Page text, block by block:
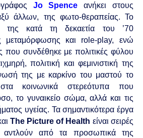
Jo Spence ανήκει στους
άλλων, της φωτο-θεραπείας. To
της κατά τη δεκαετία του ’70
μεταμόρφωσης και role-play, ενώ
που συνδέθηκε με πολιτικές φύλου
πολιτική και φεμινιστική της
της με καρκίνο του μαστού το
κοινωνικά στερεότυπα που
το γυναικείο σώμα, αλλά και τις
υγείας. Τα σημαντικότερα έργα
The Picture of Health είναι σειρές
από τα προσωπικά της